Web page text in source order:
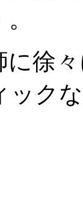
徐
ック